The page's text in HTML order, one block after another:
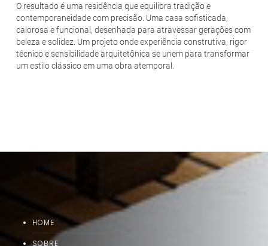
O resultado é uma residência que equilibra tradição e
contemporaneidade com precisão. Uma casa sofisticada,
calorosa e funcional, desenhada para atravessar gerações com
beleza e solidez. Um projeto onde experiência construtiva, rigor
técnico e sensibilidade arquitetônica se unem para transformar
um estilo clássico em uma obra atemporal.
HOME
SOBRE